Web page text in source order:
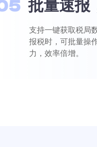
批量速报
支持一键获取税局
报税时，可批量操
力，效率倍增。